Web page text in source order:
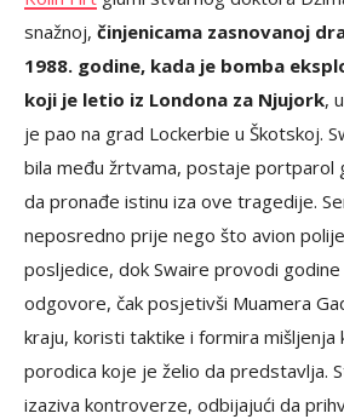
snažnoj, činjenicama zasnovanoj
1988. godine, kada je bomba
koji je letio iz Londona za Njujork,
je pao na grad Lockerbie u Škotskoj.
bila među žrtvama, postaje portparol
da pronađe istinu iza ove tragedije.
neposredno prije nego što avion
posljedice, dok Swaire provodi
odgovore, čak posjetivši Muamera
kraju, koristi taktike i formira mišljenja
porodica koje je želio da predstavlja.
izaziva kontroverze, odbijajući da